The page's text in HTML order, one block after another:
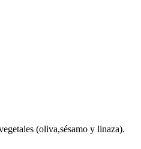
(oliva,sésamo y linaza).